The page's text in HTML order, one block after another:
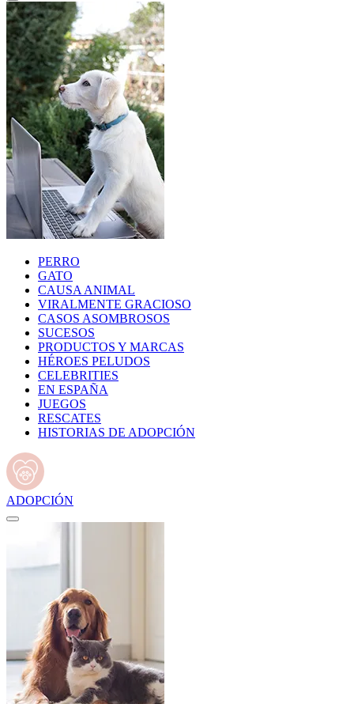
PERRO
GATO
CAUSA ANIMAL
VIRALMENTE GRACIOSO
CASOS ASOMBROSOS
SUCESOS
PRODUCTOS Y MARCAS
HÉROES PELUDOS
CELEBRITIES
EN ESPAÑA
JUEGOS
RESCATES
HISTORIAS DE ADOPCIÓN
ADOPCIÓN